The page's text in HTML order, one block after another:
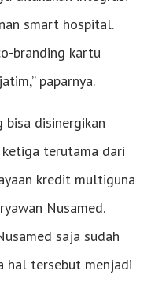
smart hospital.
branding kartu
paparnya.
bisa disinergikan
terutama dari
kredit multiguna
Nusamed.
saja sudah
hal tersebut menjadi